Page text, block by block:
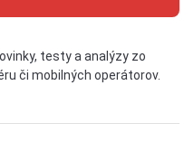
testy a analýzy zo
či mobilných operátorov.